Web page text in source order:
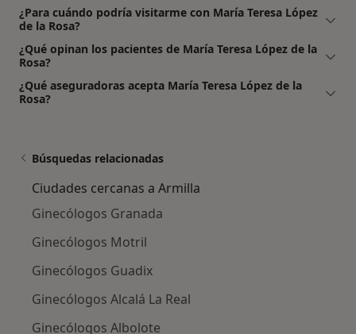
¿Para cuándo podría visitarme con María Teresa López
de la Rosa?
¿Qué opinan los pacientes de María Teresa López de la
Rosa?
¿Qué aseguradoras acepta María Teresa López de la
Rosa?
Búsquedas relacionadas
Ciudades cercanas a Armilla
Ginecólogos Granada
Ginecólogos Motril
Ginecólogos Guadix
Ginecólogos Alcalá La Real
Ginecólogos Albolote